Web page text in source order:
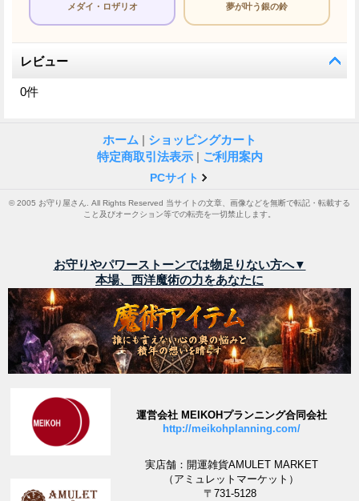
メダイ・ロザリオ 夢が叶う銀の鈴
レビュー
0件
ホーム | ショッピングカート
特定商取引法表示 | ご利用案内
PCサイト
© 2005 お守り屋さん. All Rights Reserved 当サイトの文章、画像などを無断で転記・転載する
こと及びオークション等での転売を一切禁止します。
お守りやパワーストーンでは物足りない方へ▼
本場、西洋魔術の力をあなたに
運営会社 MEIKOHプランニング合同会社
http://meikohplanning.com/
実店舗：開運雑貨AMULET MARKET
（アミュレットマーケット）
〒731-5128